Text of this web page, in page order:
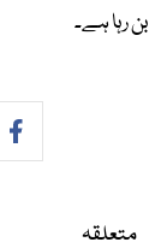
بن رہا ہے۔
متعلقہ